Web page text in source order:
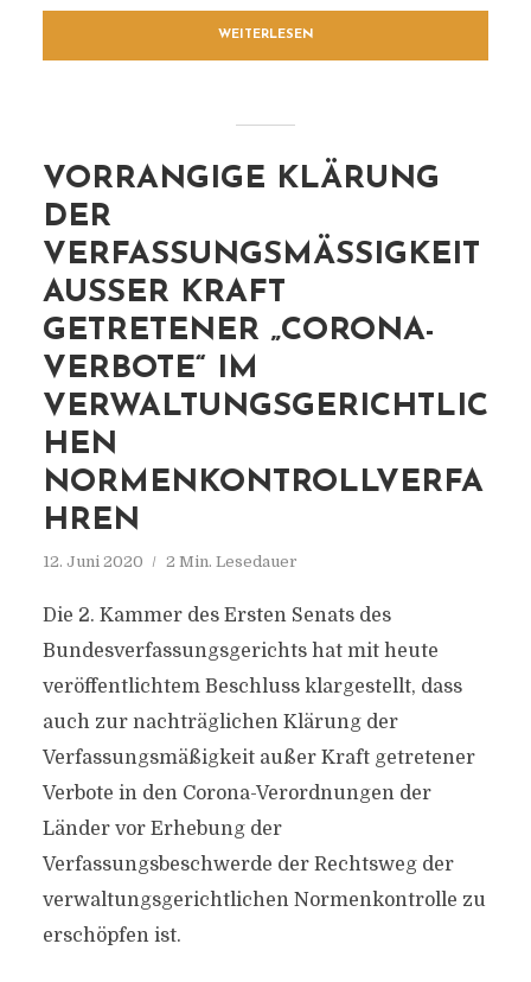
WEITERLESEN
VORRANGIGE KLÄRUNG
DER
VERFASSUNGSMÄSSIGKEIT A
USSER KRAFT GE
TRETENER „CORONA-VE
RBOTE“ IM VE
RWALTUNGSGERICHTLICHE
N NO
RMENKONTROLLVERFAHR
EN
12. Juni 2020 2 Min. Lesedauer
Die 2. Kammer des Ersten Senats des
Bundesverfassungsgerichts hat mit heute
veröffentlichtem Beschluss klargestellt, dass
auch zur nachträglichen Klärung der
Verfassungsmäßigkeit außer Kraft getretener
Verbote in den Corona-Verordnungen der
Länder vor Erhebung der
Verfassungsbeschwerde der Rechtsweg der
verwaltungsgerichtlichen Normenkontrolle zu
erschöpfen ist.